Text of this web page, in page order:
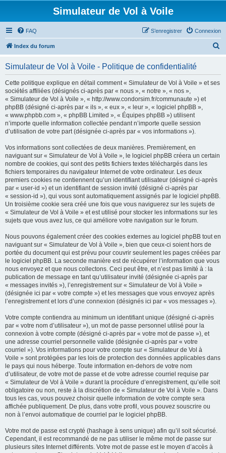
Simulateur de Vol à Voile
FAQ Connexion
S’enregistrer
Index du forum
Simulateur de Vol à Voile - Politique de confidentialité
Cette politique explique en détail comment « Simulateur de Vol à Voile » et ses
sociétés affiliées (désignés ci-après par « nous », « notre », « nos »,
« Simulateur de Vol à Voile », « http://www.condorsim.fr/communaute ») et
phpBB (désigné ci-après par « ils », « eux », « leur », « logiciel phpBB »,
« www.phpbb.com », « phpBB Limited », « Équipes phpBB ») utilisent
n’importe quelle information collectée pendant n’importe quelle session
d’utilisation de votre part (désignée ci-après par « vos informations »).
Vos informations sont collectées de deux manières. Premièrement, en
naviguant sur « Simulateur de Vol à Voile », le logiciel phpBB créera un certain
nombre de cookies, qui sont des petits fichiers textes téléchargés dans les
fichiers temporaires du navigateur Internet de votre ordinateur. Les deux
premiers cookies ne contiennent qu’un identifiant utilisateur (désigné ci-après
par « user-id ») et un identifiant de session invité (désigné ci-après par
« session-id »), qui vous sont automatiquement assignés par le logiciel phpBB.
Un troisième cookie sera créé une fois que vous naviguerez sur les sujets de
« Simulateur de Vol à Voile » et est utilisé pour stocker les informations sur les
sujets que vous avez lus, ce qui améliore votre navigation sur le forum.
Nous pouvons également créer des cookies externes au logiciel phpBB tout en
naviguant sur « Simulateur de Vol à Voile », bien que ceux-ci soient hors de
portée du document qui est prévu pour couvrir seulement les pages créées par
le logiciel phpBB. La seconde manière est de récupérer l’information que vous
nous envoyez et que nous collectons. Ceci peut être, et n’est pas limité à : la
publication de message en tant qu’utilisateur invité (désignée ci-après par
« messages invités »), l’enregistrement sur « Simulateur de Vol à Voile »
(désignée ici par « votre compte ») et les messages que vous envoyez après
l’enregistrement et lors d’une connexion (désignés ici par « vos messages »).
Votre compte contiendra au minimum un identifiant unique (désigné ci-après
par « votre nom d’utilisateur »), un mot de passe personnel utilisé pour la
connexion à votre compte (désigné ci-après par « votre mot de passe »), et
une adresse courriel personnelle valide (désignée ci-après par « votre
courriel »). Vos informations pour votre compte sur « Simulateur de Vol à
Voile » sont protégées par les lois de protection des données applicables dans
le pays qui nous héberge. Toute information en-dehors de votre nom
d’utilisateur, de votre mot de passe et de votre adresse courriel requise par
« Simulateur de Vol à Voile » durant la procédure d’enregistrement, qu’elle soit
obligatoire ou non, reste à la discrétion de « Simulateur de Vol à Voile ». Dans
tous les cas, vous pouvez choisir quelle information de votre compte sera
affichée publiquement. De plus, dans votre profil, vous pouvez souscrire ou
non à l’envoi automatique de courriel par le logiciel phpBB.
Votre mot de passe est crypté (hashage à sens unique) afin qu’il soit sécurisé.
Cependant, il est recommandé de ne pas utiliser le même mot de passe sur
plusieurs sites Internet différents. Votre mot de passe est le moyen d’accès à